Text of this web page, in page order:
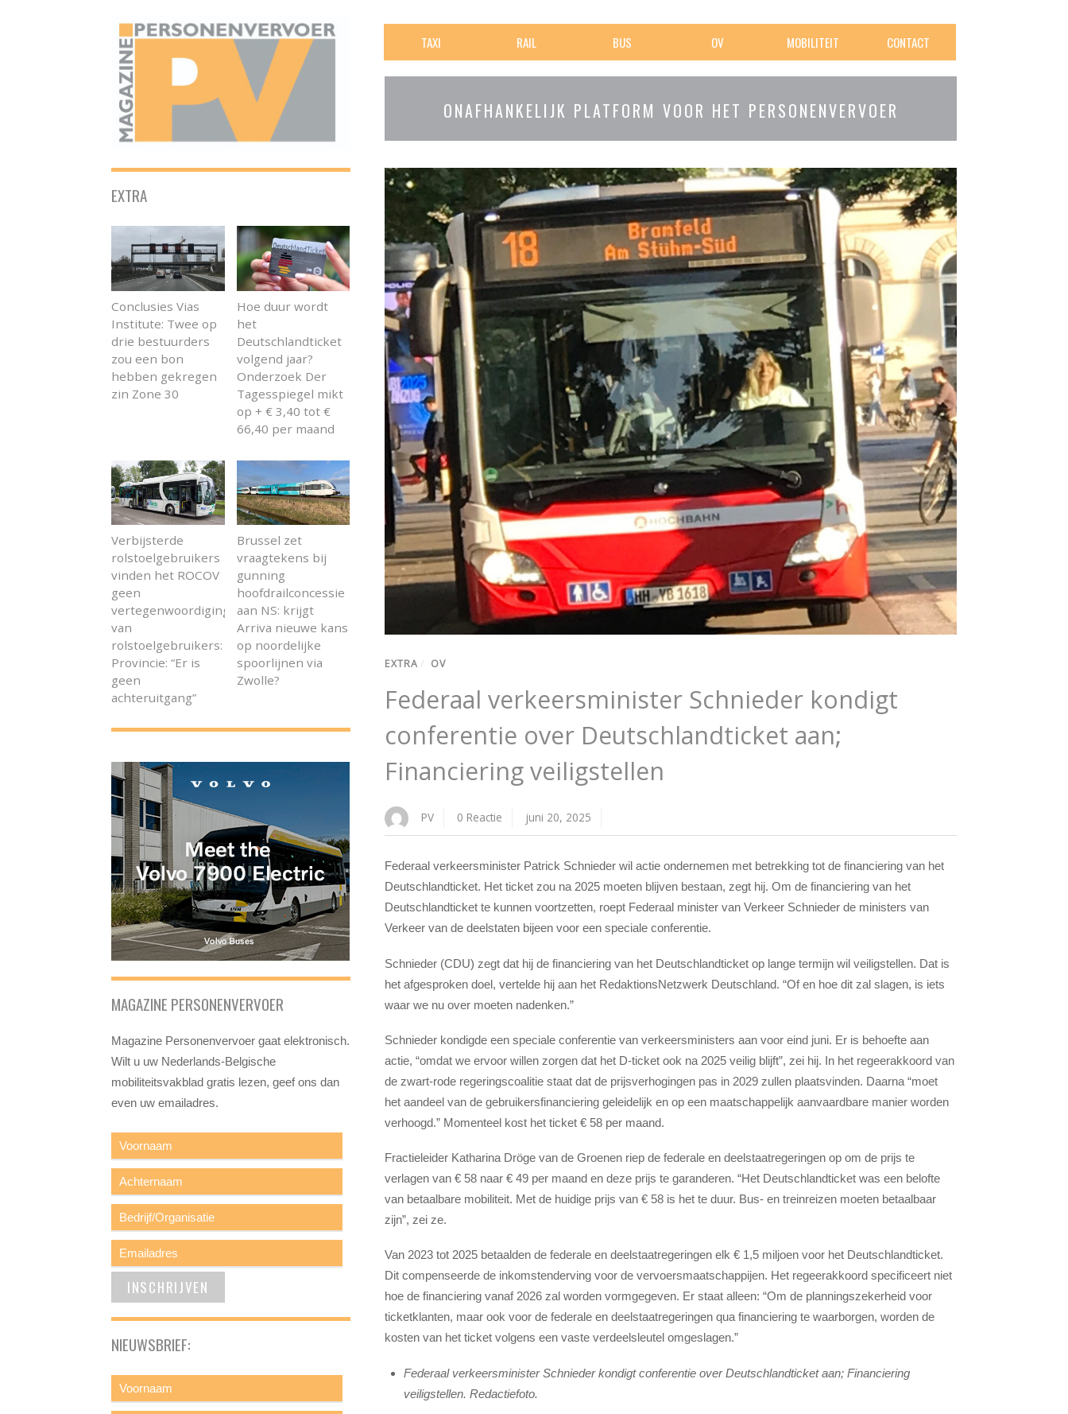
TAXI RAIL BUS OV MOBILITEIT CONTACT
ONAFHANKELIJK PLATFORM VOOR HET PERSONENVERVOER
EXTRA / OV
Federaal verkeersminister Schnieder kondigt
conferentie over Deutschlandticket aan;
Financiering veiligstellen
PV 0 Reactie juni 20, 2025
Federaal verkeersminister Patrick Schnieder wil actie ondernemen met betrekking tot de financiering van het
Deutschlandticket. Het ticket zou na 2025 moeten blijven bestaan, zegt hij. Om de financiering van het
Deutschlandticket te kunnen voortzetten, roept Federaal minister van Verkeer Schnieder de ministers van
Verkeer van de deelstaten bijeen voor een speciale conferentie.
Schnieder (CDU) zegt dat hij de financiering van het Deutschlandticket op lange termijn wil veiligstellen. Dat is
het afgesproken doel, vertelde hij aan het RedaktionsNetzwerk Deutschland. “Of en hoe dit zal slagen, is iets
waar we nu over moeten nadenken.”
Schnieder kondigde een speciale conferentie van verkeersministers aan voor eind juni. Er is behoefte aan
actie, “omdat we ervoor willen zorgen dat het D-ticket ook na 2025 veilig blijft”, zei hij. In het regeerakkoord van
de zwart-rode regeringscoalitie staat dat de prijsverhogingen pas in 2029 zullen plaatsvinden. Daarna “moet
het aandeel van de gebruikersfinanciering geleidelijk en op een maatschappelijk aanvaardbare manier worden
verhoogd.” Momenteel kost het ticket € 58 per maand.
Fractieleider Katharina Dröge van de Groenen riep de federale en deelstaatregeringen op om de prijs te
verlagen van € 58 naar € 49 per maand en deze prijs te garanderen. “Het Deutschlandticket was een belofte
van betaalbare mobiliteit. Met de huidige prijs van € 58 is het te duur. Bus- en treinreizen moeten betaalbaar
zijn”, zei ze.
Van 2023 tot 2025 betaalden de federale en deelstaatregeringen elk € 1,5 miljoen voor het Deutschlandticket.
Dit compenseerde de inkomstenderving voor de vervoersmaatschappijen. Het regeerakkoord specificeert niet
hoe de financiering vanaf 2026 zal worden vormgegeven. Er staat alleen: “Om de planningszekerheid voor
ticketklanten, maar ook voor de federale en deelstaatregeringen qua financiering te waarborgen, worden de
kosten van het ticket volgens een vaste verdeelsleutel omgeslagen.”
Federaal verkeersminister Schnieder kondigt conferentie over Deutschlandticket aan; Financiering
veiligstellen. Redactiefoto.
EXTRA
Conclusies Vias
Institute: Twee op
drie bestuurders
zou een bon
hebben gekregen
zin Zone 30
Hoe duur wordt
het
Deutschlandticket
volgend jaar?
Onderzoek Der
Tagesspiegel mikt
op + € 3,40 tot €
66,40 per maand
Verbijsterde
rolstoelgebruikers
vinden het ROCOV
geen
vertegenwoordiging
van
rolstoelgebruikers:
Provincie: “Er is
geen
achteruitgang”
Brussel zet
vraagtekens bij
gunning
hoofdrailconcessie
aan NS: krijgt
Arriva nieuwe kans
op noordelijke
spoorlijnen via
Zwolle?
MAGAZINE PERSONENVERVOER
Magazine Personenvervoer gaat elektronisch.
Wilt u uw Nederlands-Belgische
mobiliteitsvakblad gratis lezen, geef ons dan
even uw emailadres.
NIEUWSBRIEF: